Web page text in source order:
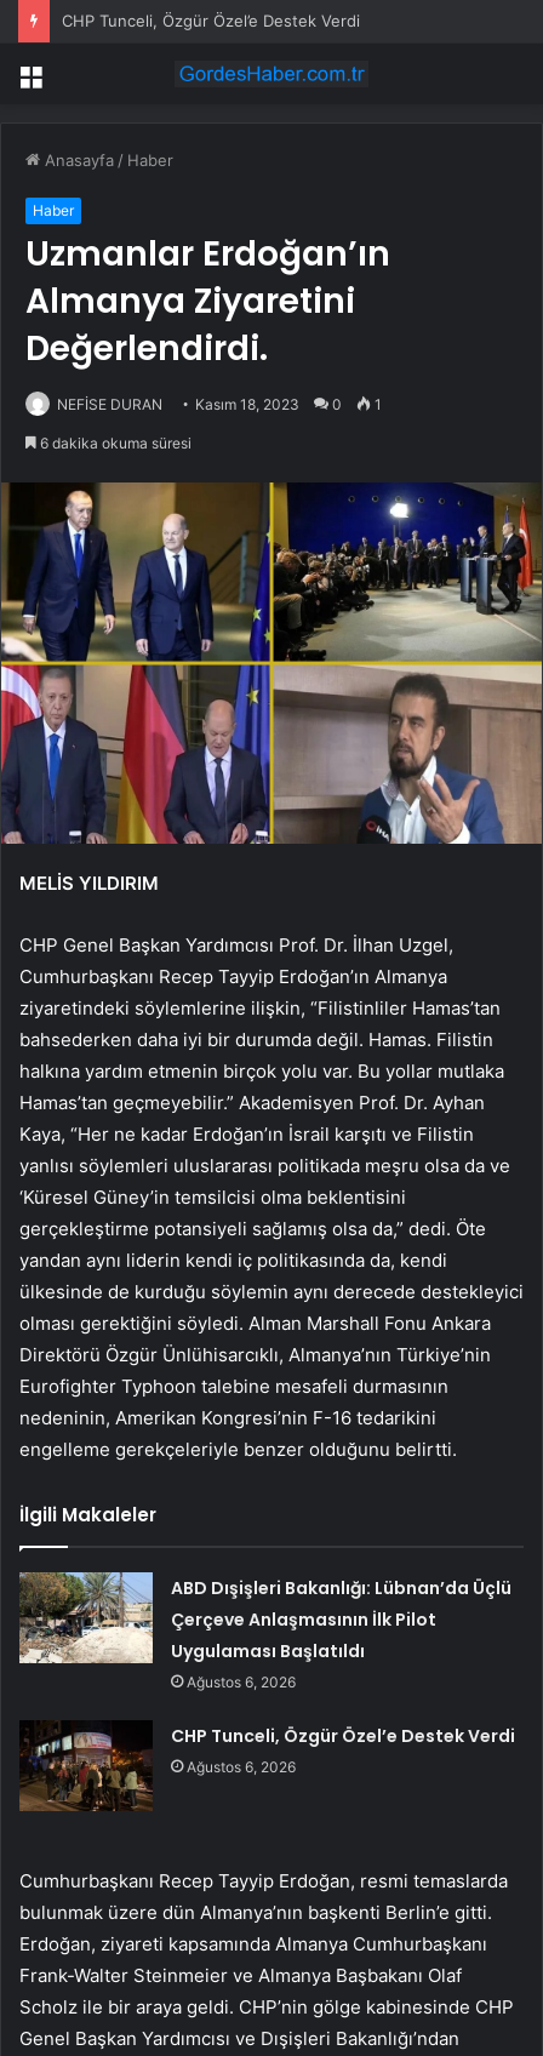
CHP Tunceli, Özgür Özel’e Destek Verdi
Menü
Anasayfa / Haber
Haber
Uzmanlar Erdoğan’ın
Almanya Ziyaretini
Değerlendirdi.
NEFİSE DURAN Kasım 18, 2023 0 1
6 dakika okuma süresi
MELİS YILDIRIM
CHP Genel Başkan Yardımcısı Prof. Dr. İlhan Uzgel,
Cumhurbaşkanı Recep Tayyip Erdoğan’ın Almanya
ziyaretindeki söylemlerine ilişkin, “Filistinliler Hamas’tan
bahsederken daha iyi bir durumda değil. Hamas. Filistin
halkına yardım etmenin birçok yolu var. Bu yollar mutlaka
Hamas’tan geçmeyebilir.” Akademisyen Prof. Dr. Ayhan
Kaya, “Her ne kadar Erdoğan’ın İsrail karşıtı ve Filistin
yanlısı söylemleri uluslararası politikada meşru olsa da ve
‘Küresel Güney’in temsilcisi olma beklentisini
gerçekleştirme potansiyeli sağlamış olsa da,” dedi. Öte
yandan aynı liderin kendi iç politikasında da, kendi
ülkesinde de kurduğu söylemin aynı derecede destekleyici
olması gerektiğini söyledi. Alman Marshall Fonu Ankara
Direktörü Özgür Ünlühisarcıklı, Almanya’nın Türkiye’nin
Eurofighter Typhoon talebine mesafeli durmasının
nedeninin, Amerikan Kongresi’nin F-16 tedarikini
engelleme gerekçeleriyle benzer olduğunu belirtti.
İlgili Makaleler
ABD Dışişleri Bakanlığı: Lübnan’da Üçlü
Çerçeve Anlaşmasının İlk Pilot
Uygulaması Başlatıldı
Ağustos 6, 2026
CHP Tunceli, Özgür Özel’e Destek Verdi
Ağustos 6, 2026
Cumhurbaşkanı Recep Tayyip Erdoğan, resmi temaslarda
bulunmak üzere dün Almanya’nın başkenti Berlin’e gitti.
Erdoğan, ziyareti kapsamında Almanya Cumhurbaşkanı
Frank-Walter Steinmeier ve Almanya Başbakanı Olaf
Scholz ile bir araya geldi. CHP’nin gölge kabinesinde CHP
Genel Başkan Yardımcısı ve Dışişleri Bakanlığı’ndan